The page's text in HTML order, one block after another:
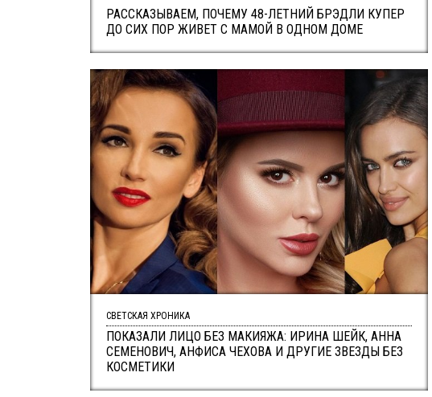
РАССКАЗЫВАЕМ, ПОЧЕМУ 48-ЛЕТНИЙ БРЭДЛИ КУПЕР
ДО СИХ ПОР ЖИВЕТ С МАМОЙ В ОДНОМ ДОМЕ
ПОКАЗАЛИ ЛИЦО БЕЗ МАКИЯЖА: ИРИНА ШЕЙК, АННА
СЕМЕНОВИЧ, АНФИСА ЧЕХОВА И ДРУГИЕ ЗВЕЗДЫ БЕЗ
КОСМЕТИКИ
СВЕТСКАЯ ХРОНИКА